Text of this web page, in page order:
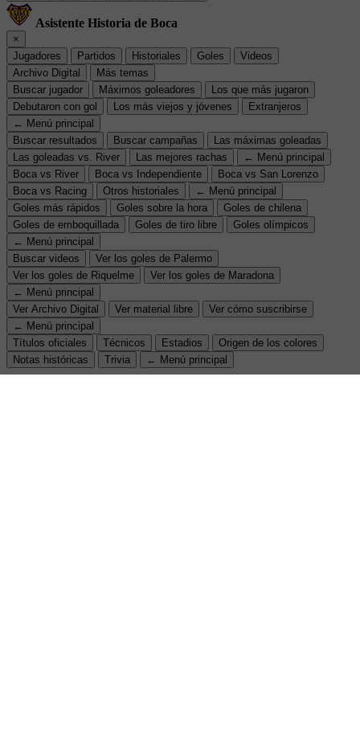
Asistente Historia de Boca
×
Jugadores
Partidos Historiales Goles
Videos
Archivo Digital
Más temas
Buscar jugador
Máximos goleadores
Los que más jugaron
Debutaron con gol
Los más viejos y jóvenes
Extranjeros
← Menú principal
Buscar resultados
Buscar campañas
Las máximas goleadas
Las goleadas vs. River
Las mejores rachas
← Menú principal
Boca vs River
Boca vs Independiente
Boca vs San Lorenzo
Boca vs Racing
Otros historiales
← Menú principal
Goles más rápidos
Goles sobre la hora
Goles de chilena
Goles de emboquillada
Goles de tiro libre
Goles olímpicos
← Menú principal
Buscar videos
Ver los goles de Palermo
Ver los goles de Riquelme
Ver los goles de Maradona
← Menú principal
Ver Archivo Digital
Ver material libre
Ver cómo suscribirse
← Menú principal
Títulos oficiales
Técnicos Estadios
Origen de los colores
Notas históricas
Trivia ← Menú principal